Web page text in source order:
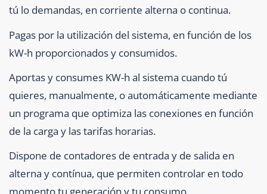
tú lo demandas, en corriente alterna o continua.
Pagas por la utilización del sistema, en función de los
kW-h proporcionados y consumidos.
Aportas y consumes KW-h al sistema cuando tú
quieres, manualmente, o automáticamente mediante
un programa que optimiza las conexiones en función
de la carga y las tarifas horarias.
Dispone de contadores de entrada y de salida en
alterna y contínua, que permiten controlar en todo